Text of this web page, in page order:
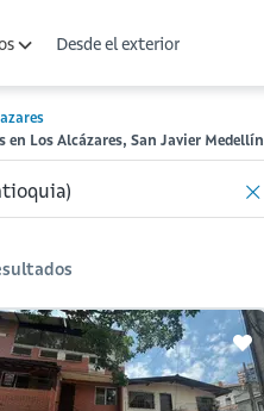
Desde el exterior
Los Alcázares, San Javier Medellín